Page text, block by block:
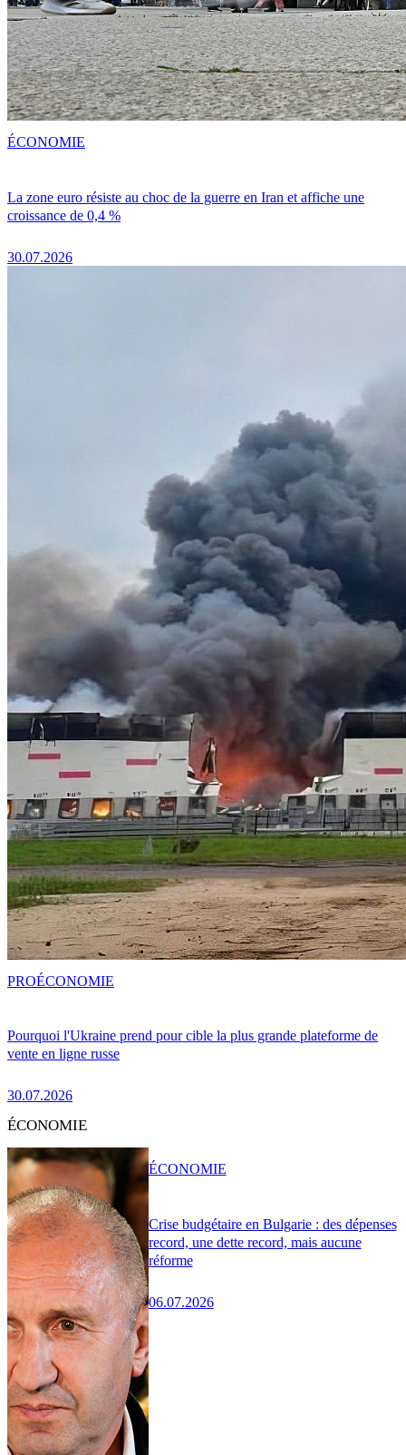
La zone euro résiste au choc de la guerre en Iran et affiche une
croissance de 0,4 %
30.07.2026
ÉCONOMIE
Pourquoi l'Ukraine prend pour cible la plus grande plateforme de
vente en ligne russe
30.07.2026
PROÉCONOMIE
ÉCONOMIE
Crise budgétaire en Bulgarie : des dépenses
record, une dette record, mais aucune
réforme
06.07.2026
ÉCONOMIE